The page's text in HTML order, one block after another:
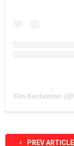
Kim Kardashian
PREV ARTICLE